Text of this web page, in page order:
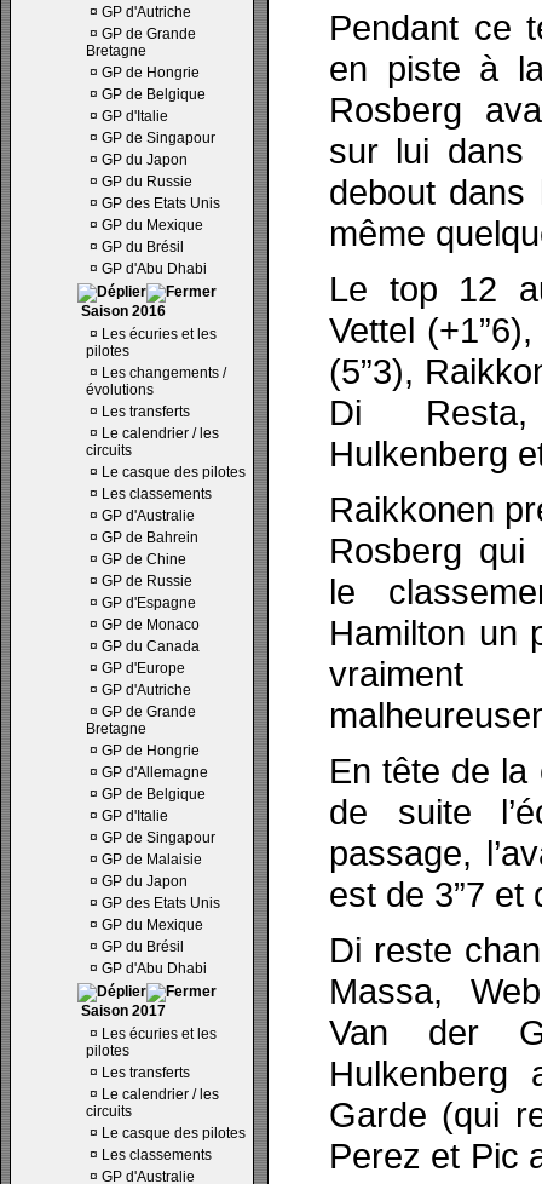
¤ GP d'Autriche
¤ GP de Grande
Bretagne
¤ GP de Hongrie
¤ GP de Belgique
¤ GP d'Italie
¤ GP de Singapour
¤ GP du Japon
¤ GP du Russie
¤ GP des Etats Unis
¤ GP du Mexique
¤ GP du Brésil
¤ GP d'Abu Dhabi
Saison 2016
¤ Les écuries et les
pilotes
¤ Les changements /
évolutions
¤ Les transferts
¤ Le calendrier / les
circuits
¤ Le casque des pilotes
¤ Les classements
¤ GP d'Australie
¤ GP de Bahrein
¤ GP de Chine
¤ GP de Russie
¤ GP d'Espagne
¤ GP de Monaco
¤ GP du Canada
¤ GP d'Europe
¤ GP d'Autriche
¤ GP de Grande
Bretagne
¤ GP de Hongrie
¤ GP d'Allemagne
¤ GP de Belgique
¤ GP d'Italie
¤ GP de Singapour
¤ GP de Malaisie
¤ GP du Japon
¤ GP des Etats Unis
¤ GP du Mexique
¤ GP du Brésil
¤ GP d'Abu Dhabi
Saison 2017
¤ Les écuries et les
pilotes
¤ Les transferts
¤ Le calendrier / les
circuits
¤ Le casque des pilotes
¤ Les classements
¤ GP d'Australie
Pendant ce
en piste à
Rosberg
sur lui dans
debout dans
même
Le top 12
Vettel
(5”3),
Di Resta,
Hulkenberg
Raikkonen
Rosberg qui
le
Hamilton un
En tête de la
de suite
passage,
est de 3”7 et
Di reste
Massa,
Van der
Garde (qui
Perez et Pic